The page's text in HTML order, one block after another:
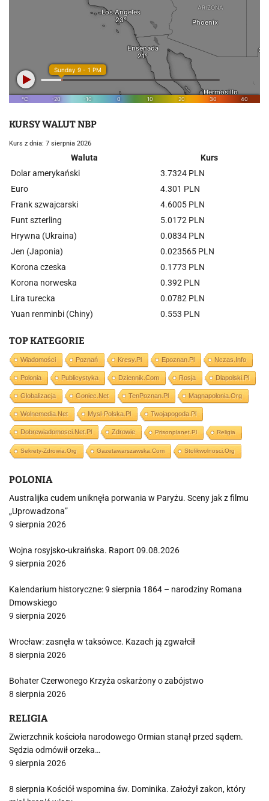
KURSY WALUT NBP
Kurs z dnia: 7 sierpnia 2026
Waluta
Kurs
Dolar amerykański
3.7324 PLN
Euro
4.301 PLN
Frank szwajcarski
4.6005 PLN
Funt szterling
5.0172 PLN
Hrywna (Ukraina)
0.0834 PLN
Jen (Japonia)
0.023565 PLN
Korona czeska
0.1773 PLN
Korona norweska
0.392 PLN
Lira turecka
0.0782 PLN
Yuan renminbi (Chiny)
0.553 PLN
TOP KATEGORIE
Wiadomości Poznań Kresy.pl Epoznan.pl Nczas.info
Polonia Publicystyka Dziennik.com Rosja Dlapolski.pl
Globalizacja Goniec.net TenPoznan.pl Magnapolonia.org
Wolnemedia.net Mysl-Polska.pl Twojapogoda.pl
Dobrewiadomosci.net.pl Zdrowie Prisonplanet.pl Religia
Sekrety-Zdrowia.org Gazetawarszawska.com Stolikwolnosci.org
POLONIA
Australijka cudem uniknęła porwania w Paryżu. Sceny jak z filmu
„Uprowadzona”
9 sierpnia 2026
Wojna rosyjsko-ukraińska. Raport 09.08.2026
9 sierpnia 2026
Kalendarium historyczne: 9 sierpnia 1864 – narodziny Romana
Dmowskiego
9 sierpnia 2026
Wrocław: zasnęła w taksówce. Kazach ją zgwałcił
8 sierpnia 2026
Bohater Czerwonego Krzyża oskarżony o zabójstwo
8 sierpnia 2026
RELIGIA
Zwierzchnik kościoła narodowego Ormian stanął przed sądem.
Sędzia odmówił orzeka…
9 sierpnia 2026
8 sierpnia Kościół wspomina św. Dominika. Założył zakon, który